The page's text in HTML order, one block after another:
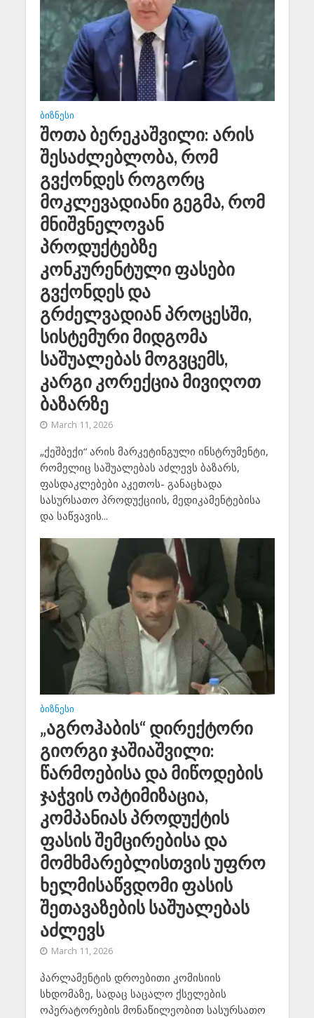
ᲑᲘᲖᲜᲔᲡᲘ
შოთა ბერეკაშვილი: არის
შესაძლებლობა, რომ
გვქონდეს როგორც
მოკლევადიანი გეგმა, რომ
მნიშვნელოვან
პროდუქტებზე
კონკურენტული ფასები
გვქონდეს და
გრძელვადიან პროცესში,
სისტემური მიდგომა
საშუალებას მოგვცემს,
კარგი კორექცია მივიღოთ
ბაზარზე
March 11, 2026
„ქეშბექი“ არის მარკეტინგული ინსტრუმენტი,
რომელიც საშუალებას აძლევს ბაზარს,
ფასდაკლებები აკეთოს- განაცხადა
სასურსათო პროდუქციის, მედიკამენტებისა
და საწვავის...
ᲑᲘᲖᲜᲔᲡᲘ
„აგროჰაბის“ დირექტორი
გიორგი ჯაშიაშვილი:
წარმოებისა და მიწოდების
ჯაჭვის ოპტიმიზაცია,
კომპანიას პროდუქტის
ფასის შემცირებისა და
მომხმარებლისთვის უფრო
ხელმისაწვდომი ფასის
შეთავაზების საშუალებას
აძლევს
March 11, 2026
პარლამენტის დროებითი კომისიის
სხდომაზე, სადაც საცალო ქსელების
ოპერატორების მონაწილეობით სასურსათო